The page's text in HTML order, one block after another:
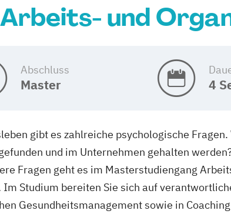
Arbeits- und
Abschluss
Master 4
gibt es zahlreiche psychologische
und im Unternehmen gehalten
Fragen geht es im Masterstudiengang
Im Studium bereiten Sie sich auf
Gesundheitsmanagement sowie in